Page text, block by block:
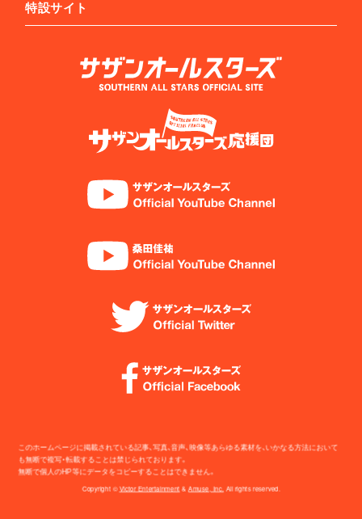
特設サイト
このホームページに掲載されている記事、写真、音声、映像等あらゆる素材を、いかなる方法において
も無断で複写・転載することは禁じられております。
無断で個人のHP等にデータをコピーすることはできません。
Copyright ©Victor Entertainment &Amuse, Inc. All rights reserved.